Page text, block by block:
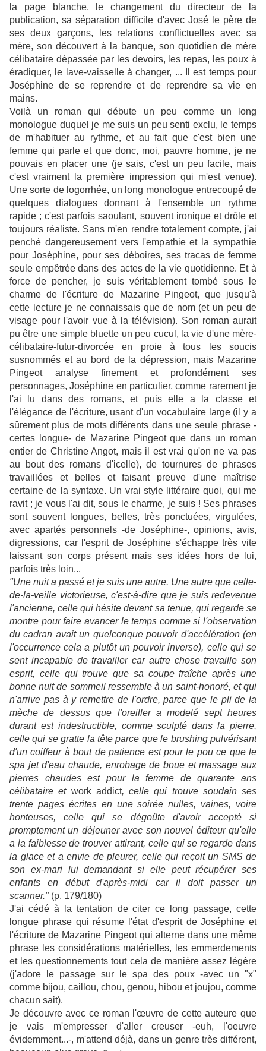
la page blanche, le changement du directeur de la
publication, sa séparation difficile d'avec José le père de
ses deux garçons, les relations conflictuelles avec sa
mère, son découvert à la banque, son quotidien de mère
célibataire dépassée par les devoirs, les repas, les poux à
éradiquer, le lave-vaisselle à changer, ... Il est temps pour
Joséphine de se reprendre et de reprendre sa vie en
mains.
Voilà un roman qui débute un peu comme un long
monologue duquel je me suis un peu senti exclu, le temps
de m'habituer au rythme, et au fait que c'est bien une
femme qui parle et que donc, moi, pauvre homme, je ne
pouvais en placer une (je sais, c'est un peu facile, mais
c'est vraiment la première impression qui m'est venue).
Une sorte de logorrhée, un long monologue entrecoupé de
quelques dialogues donnant à l'ensemble un rythme
rapide ; c'est parfois saoulant, souvent ironique et drôle et
toujours réaliste. Sans m'en rendre totalement compte, j'ai
penché dangereusement vers l'empathie et la sympathie
pour Joséphine, pour ses déboires, ses tracas de femme
seule empêtrée dans des actes de la vie quotidienne. Et à
force de pencher, je suis véritablement tombé sous le
charme de l'écriture de Mazarine Pingeot, que jusqu'à
cette lecture je ne connaissais que de nom (et un peu de
visage pour l'avoir vue à la télévision). Son roman aurait
pu être une simple bluette un peu cucul, la vie d'une mère-
célibataire-futur-divorcée en proie à tous les soucis
susnommés et au bord de la dépression, mais Mazarine
Pingeot analyse finement et profondément ses
personnages, Joséphine en particulier, comme rarement je
l'ai lu dans des romans, et puis elle a la classe et
l'élégance de l'écriture, usant d'un vocabulaire large (il y a
sûrement plus de mots différents dans une seule phrase -
certes longue- de Mazarine Pingeot que dans un roman
entier de Christine Angot, mais il est vrai qu'on ne va pas
au bout des romans d'icelle), de tournures de phrases
travaillées et belles et faisant preuve d'une maîtrise
certaine de la syntaxe. Un vrai style littéraire quoi, qui me
ravit ; je vous l'ai dit, sous le charme, je suis ! Ses phrases
sont souvent longues, belles, très ponctuées, virgulées,
avec apartés personnels -de Joséphine-, opinions, avis,
digressions, car l'esprit de Joséphine s'échappe très vite
laissant son corps présent mais ses idées hors de lui,
parfois très loin...
"Une nuit a passé et je suis une autre. Une autre que celle-
de-la-veille victorieuse, c'est-à-dire que je suis redevenue
l'ancienne, celle qui hésite devant sa tenue, qui regarde sa
montre pour faire avancer le temps comme si l'observation
du cadran avait un quelconque pouvoir d'accélération (en
l'occurrence cela a plutôt un pouvoir inverse), celle qui se
sent incapable de travailler car autre chose travaille son
esprit, celle qui trouve que sa coupe fraîche après une
bonne nuit de sommeil ressemble à un saint-honoré, et qui
n'arrive pas à y remettre de l'ordre, parce que le pli de la
mèche de dessus que l'oreiller a modelé sept heures
durant est indestructible, comme sculpté dans la pierre,
celle qui se gratte la tête parce que le brushing pulvérisant
d'un coiffeur à bout de patience est pour le pou ce que le
spa jet d'eau chaude, enrobage de boue et massage aux
pierres chaudes est pour la femme de quarante ans
célibataire etwork addict, celle qui trouve soudain ses
trente pages écrites en une soirée nulles, vaines, voire
honteuses, celle qui se dégoûte d'avoir accepté si
promptement un déjeuner avec son nouvel éditeur qu'elle
a la faiblesse de trouver attirant, celle qui se regarde dans
la glace et a envie de pleurer, celle qui reçoit un SMS de
son ex-mari lui demandant si elle peut récupérer ses
enfants en début d'après-midi car il doit passer un
scanner."(p. 179/180)
J'ai cédé à la tentation de citer ce long passage, cette
longue phrase qui résume l'état d'esprit de Joséphine et
l'écriture de Mazarine Pingeot qui alterne dans une même
phrase les considérations matérielles, les emmerdements
et les questionnements tout cela de manière assez légère
(j'adore le passage sur le spa des poux -avec un "x"
comme bijou, caillou, chou, genou, hibou et joujou, comme
chacun sait).
Je découvre avec ce roman l'œuvre de cette auteure que
je vais m'empresser d'aller creuser -euh, l'oeuvre
évidemment...-, m'attend déjà, dans un genre très différent,